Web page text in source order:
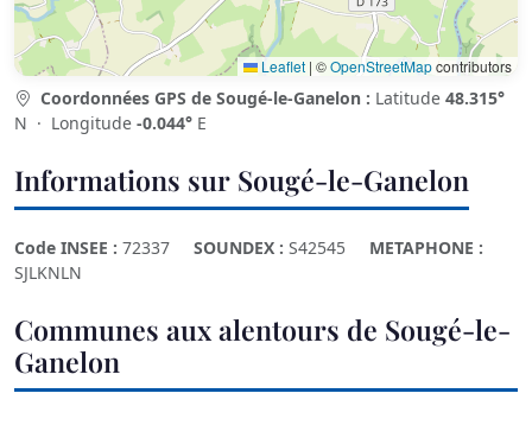
Leaflet | ©OpenStreetMapcontributors
Coordonnées GPS de Sougé-le-Ganelon : Latitude 48.315°
N · Longitude -0.044° E
Informations sur Sougé-le-Ganelon
Code INSEE : 72337 SOUNDEX : S42545
METAPHONE :
SJLKNLN
Communes aux alentours de Sougé-le-
Ganelon